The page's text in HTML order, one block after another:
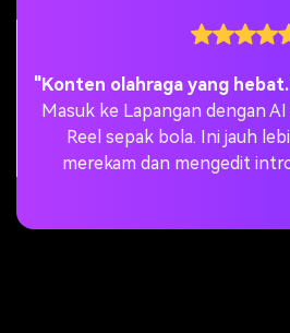
"Perkenalan tim yang luar
membuat pintu masuk
turnamen. Ini memberikan
yang menyenangkan dan